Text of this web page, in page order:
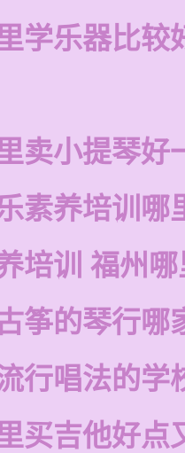
学乐器比较
卖小提琴好
素养培训哪
培训 福州
筝的琴行哪
行唱法的学
买吉他好点